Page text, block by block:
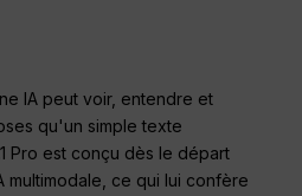
IA peut voir, entendre et
qu'un simple texte
Pro est conçu dès le départ
multimodale, ce qui lui confère